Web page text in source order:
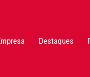
Destaques